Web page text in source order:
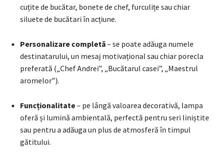
cuțite de bucătar, bonete de chef, furculițe sau chiar
siluete de bucătari în acțiune.
Personalizare completă– se poate adăuga numele
destinatarului, un mesaj motivațional sau chiar porecla
preferată („Chef Andrei”, „Bucătarul casei”, „Maestrul
aromelor”).
Funcționalitate– pe lângă valoarea decorativă, lampa
oferă și lumină ambientală, perfectă pentru seri liniștite
sau pentru a adăuga un plus de atmosferă în timpul
gătitului.